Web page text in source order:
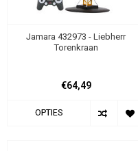
Jamara 432973 - Liebherr
Torenkraan
€64,49
OPTIES